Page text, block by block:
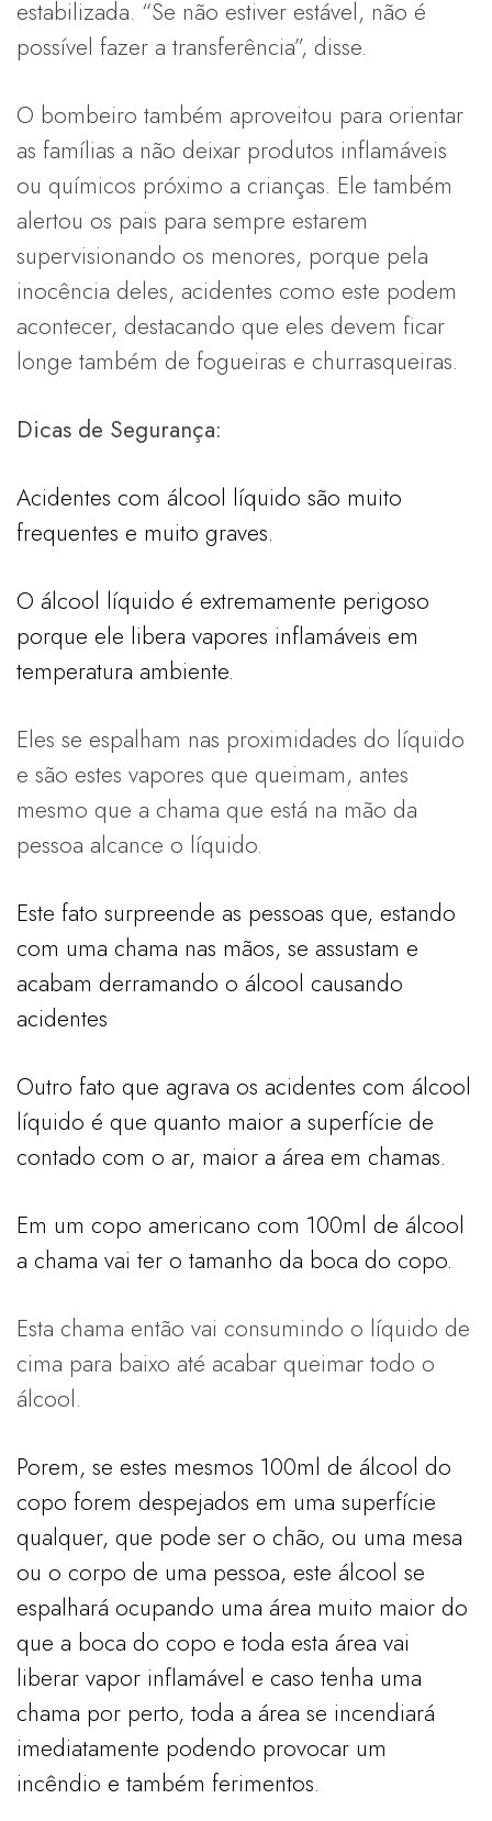
estabilizada. “Se não estiver estável, não é
possível fazer a transferência”, disse.
O bombeiro também aproveitou para orientar
as famílias a não deixar produtos inflamáveis
ou químicos próximo a crianças. Ele também
alertou os pais para sempre estarem
supervisionando os menores, porque pela
inocência deles, acidentes como este podem
acontecer, destacando que eles devem ficar
longe também de fogueiras e churrasqueiras.
Dicas de Segurança:
Acidentes com álcool líquido são muito
frequentes e muito graves.
O álcool líquido é extremamente perigoso
porque ele libera vapores inflamáveis em
temperatura ambiente.
Eles se espalham nas proximidades do líquido
e são estes vapores que queimam, antes
mesmo que a chama que está na mão da
pessoa alcance o líquido.
Este fato surpreende as pessoas que, estando
com uma chama nas mãos, se assustam e
acabam derramando o álcool causando
acidentes
Outro fato que agrava os acidentes com álcool
líquido é que quanto maior a superfície de
contado com o ar, maior a área em chamas.
Em um copo americano com 100ml de álcool
a chama vai ter o tamanho da boca do copo.
Esta chama então vai consumindo o líquido de
cima para baixo até acabar queimar todo o
álcool.
Porem, se estes mesmos 100ml de álcool do
copo forem despejados em uma superfície
qualquer, que pode ser o chão, ou uma mesa
ou o corpo de uma pessoa, este álcool se
espalhará ocupando uma área muito maior do
que a boca do copo e toda esta área vai
liberar vapor inflamável e caso tenha uma
chama por perto, toda a área se incendiará
imediatamente podendo provocar um
incêndio e também ferimentos.